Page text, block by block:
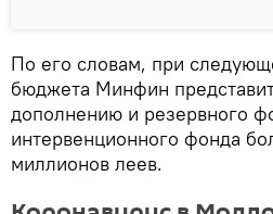
По его словам, при
бюджета Минфин
дополнению и резервного
интервенционного фонда
миллионов леев.